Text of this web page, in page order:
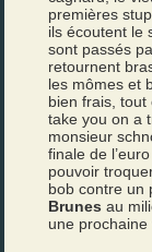
premières
ils écoutent le
sont passés
retournent
les mômes et
bien frais, tout
take you on a
monsieur
finale de
pouvoir
bob contre un
Brunes au
une prochaine